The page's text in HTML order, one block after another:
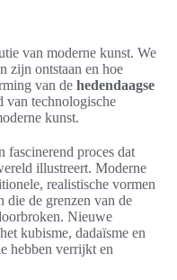
van moderne kunst. We
zijn ontstaan en hoe
van de hedendaagse
van technologische
kunst.
fascinerend proces dat
illustreert. Moderne
realistische vormen
die de grenzen van de
Nieuwe
kubisme, dadaïsme en
hebben verrijkt en